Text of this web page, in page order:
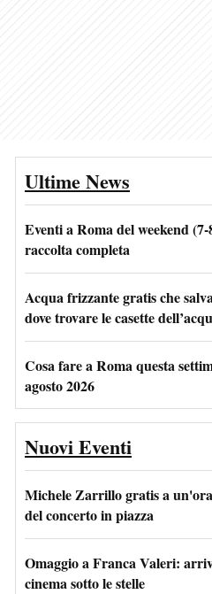
Ultime News
Eventi a Roma del weekend
raccolta completa
Acqua frizzante gratis che
dove trovare le casette
Cosa fare a Roma questa
agosto 2026
Nuovi Eventi
Michele Zarrillo gratis a
del concerto in piazza
Omaggio a Franca Valeri:
cinema sotto le stelle